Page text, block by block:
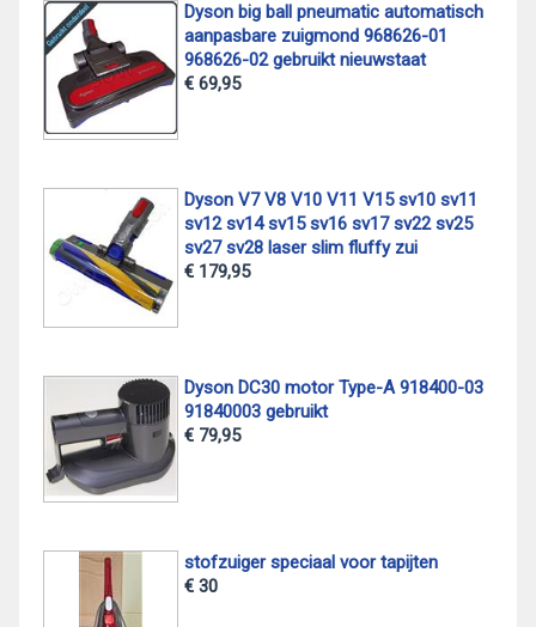
Dyson big ball pneumatic automatisch
aanpasbare zuigmond 968626-01
968626-02 gebruikt nieuwstaat
€ 69,95
Dyson V7 V8 V10 V11 V15 sv10 sv11
sv12 sv14 sv15 sv16 sv17 sv22 sv25
sv27 sv28 laser slim fluffy zui
€ 179,95
Dyson DC30 motor Type-A 918400-03
91840003 gebruikt
€ 79,95
stofzuiger speciaal voor tapijten
€ 30